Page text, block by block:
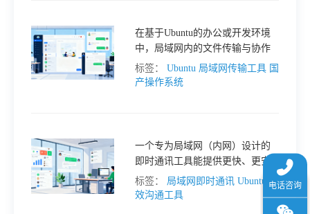
格
常
见
在基于Ubuntu的办公或开发环境
中，局域网内的文件传输与协作
是高频需求。无论是个人用户快
速分享文档，还是企业团队需要
标签： Ubuntu 局域网传输工具 国
产操作系统
一个专为局域网（内网）设计的
即时通讯工具能提供更快、更安
全、更可控的沟通体验。今天，
就为大家盘点几款实用的 Ubuntu
标签： 局域网即时通讯 Ubuntu 高
效沟通工具